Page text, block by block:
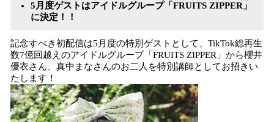
5月度ゲストはアイドルグループ「FRUITS ZIPPER」
に決定！！
記念すべき初配信は5月度の特別ゲストとして、TikTok総再生
数7億回越えのアイドルグループ「FRUITS ZIPPER」から櫻井
優衣さん、真中まなさんのお二人を特別講師としてお招きい
たします！